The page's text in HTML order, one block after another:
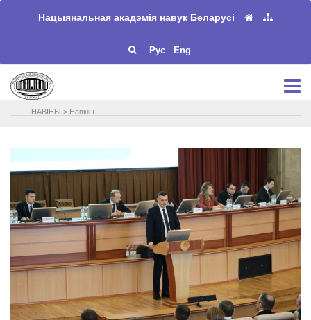
Нацыянальная акадэмія навук Беларусі
Рус Eng
НАВIНЫ > Навіны